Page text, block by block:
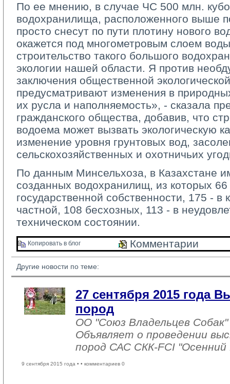
По ее мнению, в случае ЧС 500 млн.
водохранилища, расположенного выше
просто снесут по пути плотину нового
окажется под многометровым слоем
строительство такого большого
экологии нашей области. Я против
заключения общественной
предусматривают изменения в
их русла и наполняемость», - сказала
гражданского общества, добавив, что
водоема может вызвать экологическую
изменение уровня грунтовых вод,
сельскохозяйственных и охотничьих
По данным Минсельхоза, в Казахстане
созданных водохранилищ, из которых 66
государственной собственности, 175 - в
частной, 108 бесхозных, 113 - в
техническом состоянии.
Копировать в блог Комментарии
Другие новости по теме:
27 сентября 2015 года
пород
ОО "Союз Владельцев Собак"
Объявляет о проведении
пород САС СКК-FCI "Осенний
9 сентября 2015 года • • комментариев 0